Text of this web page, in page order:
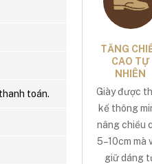
toán.
TĂNG
CAO TỰ
NHIÊN
Giày được
kế thông
nâng chiều
5–10cm mà
giữ dáng